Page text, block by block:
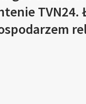
TVN24.